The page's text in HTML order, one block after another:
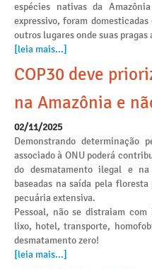
espécies nativas da
expressivo, foram
outros lugares onde suas pragas
[leia mais...]
COP30 deve
na Amazônia e
02/11/2025
Demonstrando determinação
associado à ONU poderá
do desmatamento ilegal e
baseadas na saída pela
pecuária extensiva.
Pessoal, não se distraiam
lixo, hotel, transporte,
desmatamento zero!
[leia mais...]